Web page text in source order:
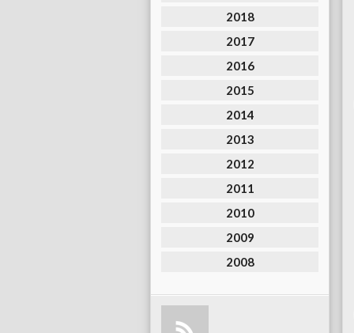
2018
2017
2016
2015
2014
2013
2012
2011
2010
2009
2008